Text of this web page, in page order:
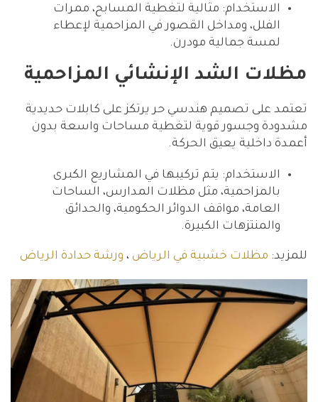
الاستخدام: مثالية لتغطية المسابح، ممرات
الفلل، ومداخل القصور في المزاحمية لإعطاء
لمسة جمالية مودرن.
مظلات الشد الإنشائي المزاحمية
تعتمد على تصميم هندسي حر يرتكز على كابلات حديدية
مشدودة وجسور قوية لتغطية مساحات واسعة بدون
أعمدة داخلية يعيق الحركة.
الاستخدام: يتم تركيبها في المشاريع الكبرى
بالمزاحمية، مثل مظلات المدارس، الساحات
العامة، مواقف الدوائر الحكومية، والحدائق
والمنتزهات الكبيرة.
للمزيد: مظلات خشبية في الرياض ، ورشة حدادة الرياض